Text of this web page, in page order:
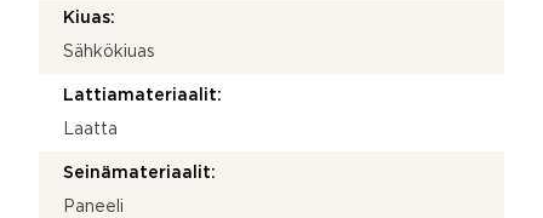
Kiuas:
Sähkökiuas
Lattiamateriaalit:
Laatta
Seinämateriaalit:
Paneeli